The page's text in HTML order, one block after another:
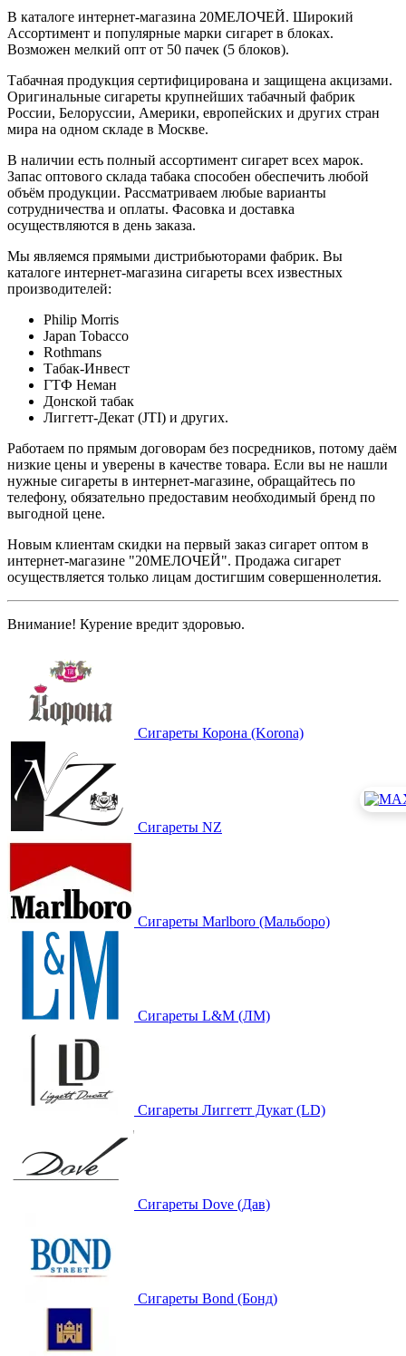
В каталоге интернет-магазина 20МЕЛОЧЕЙ. Широкий
Ассортимент и популярные марки сигарет в блоках.
Возможен мелкий опт от 50 пачек (5 блоков).
Табачная продукция сертифицирована и защищена акцизами.
Оригинальные сигареты крупнейших табачный фабрик
России, Белоруссии, Америки, европейских и других стран
мира на одном складе в Москве.
В наличии есть полный ассортимент сигарет всех марок.
Запас оптового склада табака способен обеспечить любой
объём продукции. Рассматриваем любые варианты
сотрудничества и оплаты. Фасовка и доставка
осуществляются в день заказа.
Мы являемся прямыми дистрибьюторами фабрик. Вы
каталоге интернет-магазина сигареты всех известных
производителей:
Philip Morris
Japan Tobacco
Rothmans
Табак-Инвест
ГТФ Неман
Донской табак
Лиггетт-Дeкат (JTI) и других.
Работаем по прямым договорам без посредников, потому даём
низкие цены и уверены в качестве товара. Если вы не нашли
нужные сигареты в интернет-магазине, обращайтесь по
телефону, обязательно предоставим необходимый бренд по
выгодной цене.
Новым клиентам скидки на первый заказ сигарет оптом в
интернет-магазине "20МЕЛОЧЕЙ". Продажа сигарет
осуществляется только лицам достигшим совершеннолетия.
Внимание! Курение вредит здоровью.
Сигареты Корона (Korona)
Сигареты NZ
Сигареты Marlboro (Мальборо)
Сигареты L&M (ЛМ)
Сигареты Лиггетт Дукат (LD)
Сигареты Dove (Дав)
Сигареты Bond (Бонд)